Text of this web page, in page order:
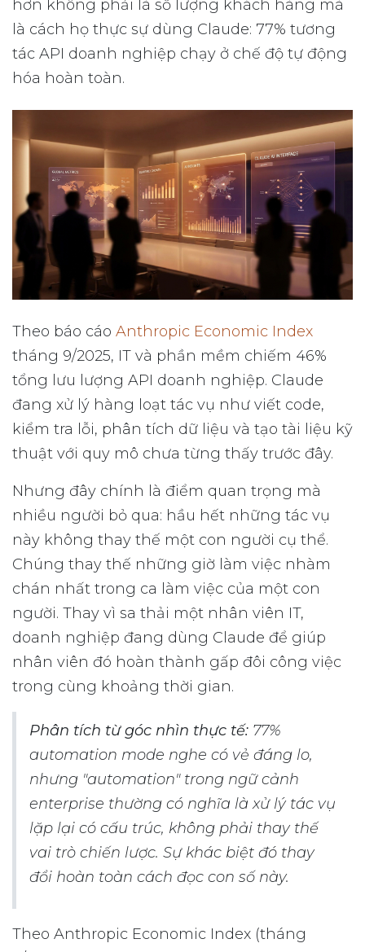
hơn không phải là số lượng khách hàng mà
là cách họ thực sự dùng Claude: 77% tương
tác API doanh nghiệp chạy ở chế độ tự động
hóa hoàn toàn.
Theo báo cáo Anthropic Economic Index
tháng 9/2025, IT và phần mềm chiếm 46%
tổng lưu lượng API doanh nghiệp. Claude
đang xử lý hàng loạt tác vụ như viết code,
kiểm tra lỗi, phân tích dữ liệu và tạo tài liệu kỹ
thuật với quy mô chưa từng thấy trước đây.
Nhưng đây chính là điểm quan trọng mà
nhiều người bỏ qua: hầu hết những tác vụ
này không thay thế một con người cụ thể.
Chúng thay thế những giờ làm việc nhàm
chán nhất trong ca làm việc của một con
người. Thay vì sa thải một nhân viên IT,
doanh nghiệp đang dùng Claude để giúp
nhân viên đó hoàn thành gấp đôi công việc
trong cùng khoảng thời gian.
Phân tích từ góc nhìn thực tế: 77%
automation mode nghe có vẻ đáng lo,
nhưng "automation" trong ngữ cảnh
enterprise thường có nghĩa là xử lý tác vụ
lặp lại có cấu trúc, không phải thay thế
vai trò chiến lược. Sự khác biệt đó thay
đổi hoàn toàn cách đọc con số này.
Theo Anthropic Economic Index (tháng